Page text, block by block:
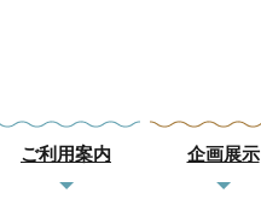
ご利用案内 企画展示